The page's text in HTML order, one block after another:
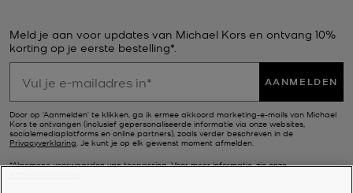
Meld je aan voor updates van Michael Kors en ontvang 10%
korting op je eerste bestelling*.
AANMELDEN
Door op ‘Aanmelden’ te klikken, ga ik ermee akkoord marketing-e-mails van Michael
Kors te ontvangen (inclusief gepersonaliseerde informatie via onze websites,
socialemediaplatforms en online partners), zoals verder beschreven in de
Privacyverklaring. Je kunt je op elk gewenst moment afmelden.
*Algemene voorwaarden van toepassing. Voor meer informatie, zie onze